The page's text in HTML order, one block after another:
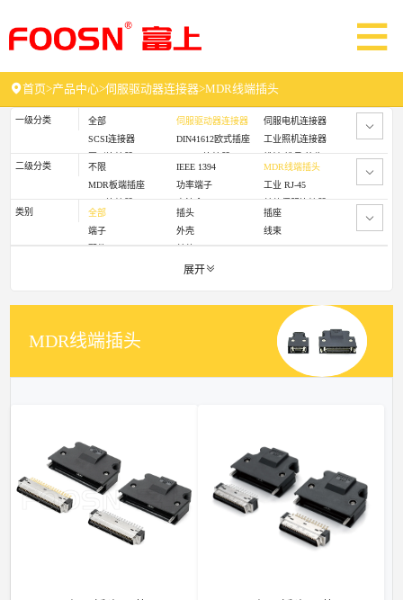
首页>产品中心>伺服驱动器连接器>MDR线端插头
一级分类 全部 伺服驱动器连接器
伺服电机连接器
SCSI连接器
DIN41612欧式插座
工业照机连接器
二级分类 不限 IEEE 1394
MDR线端插头
MDR板端插座
功率端子
工业 RJ-45
类别
全部 插头
插座
端子
外壳
线束
展开
MDR线端插头